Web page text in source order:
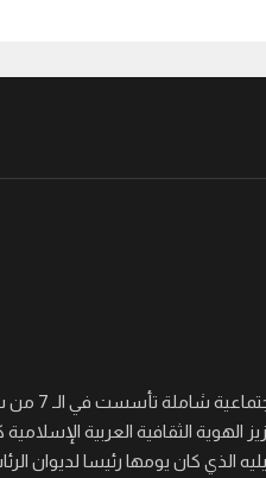
الثقافية العربية
الذي كان يومها رئيسا لديوان